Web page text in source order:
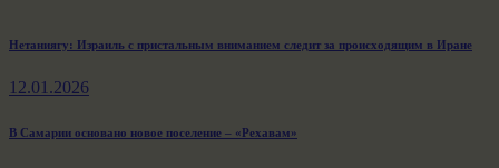
Навигация
по
Previous
Нетаниягу: Израиль с пристальным вниманием следит за происходящим в Иране
12.01.2026
Next
В Самарии основано новое поселение – «Рехавам»